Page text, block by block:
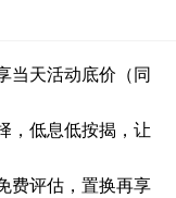
当天活动底价（同
，低息低按揭，让
费评估，置换再享